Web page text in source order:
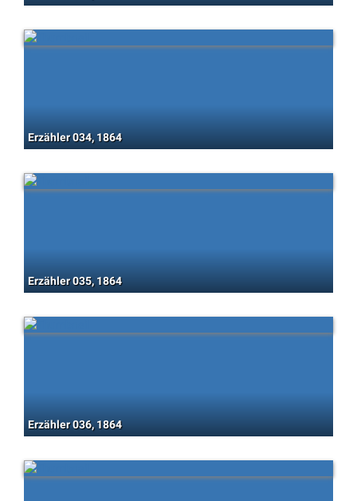
Erzähler 034, 1864
Erzähler 035, 1864
Erzähler 036, 1864